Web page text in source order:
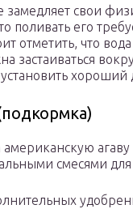
замедляет свои
поливать его
отметить, что
застаиваться
хороший
агаву
смесями для